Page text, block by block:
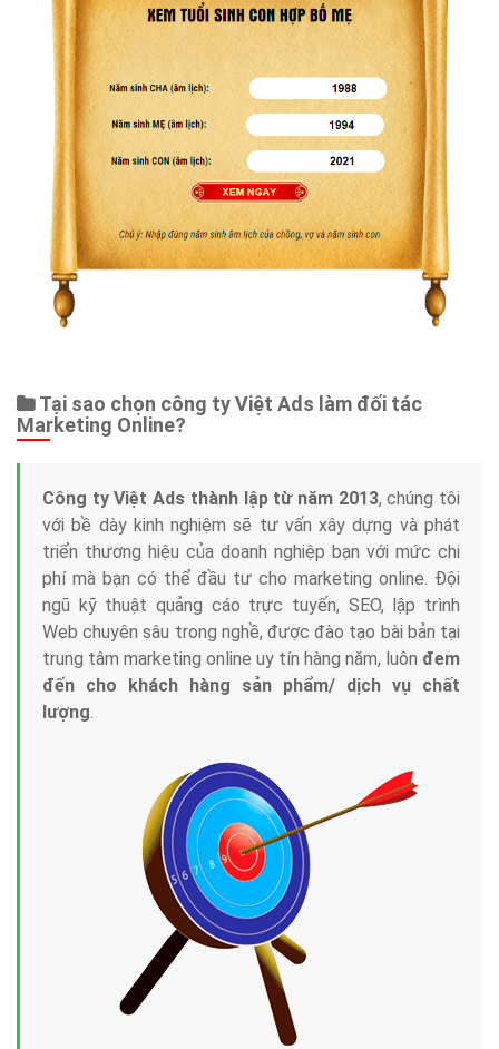
Tại sao chọn công ty Việt Ads làm đối tác
Marketing Online?
Công ty Việt Ads thành lập từ năm 2013, chúng tôi
với bề dày kinh nghiệm sẽ tư vấn xây dựng và phát
triển thương hiệu của doanh nghiệp bạn với mức chi
phí mà bạn có thể đầu tư cho marketing online. Đội
ngũ kỹ thuật quảng cáo trực tuyến, SEO, lập trình
Web chuyên sâu trong nghề, được đào tạo bài bản tại
trung tâm marketing online uy tín hàng năm, luôn đem
đến cho khách hàng sản phẩm/ dịch vụ chất
lượng.